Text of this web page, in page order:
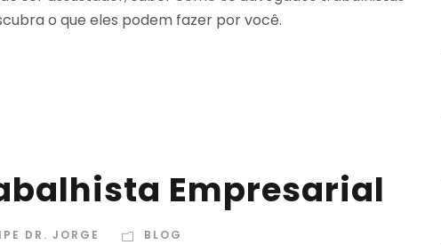
o que eles podem fazer por você.
Empresarial
DR. JORGE BLOG